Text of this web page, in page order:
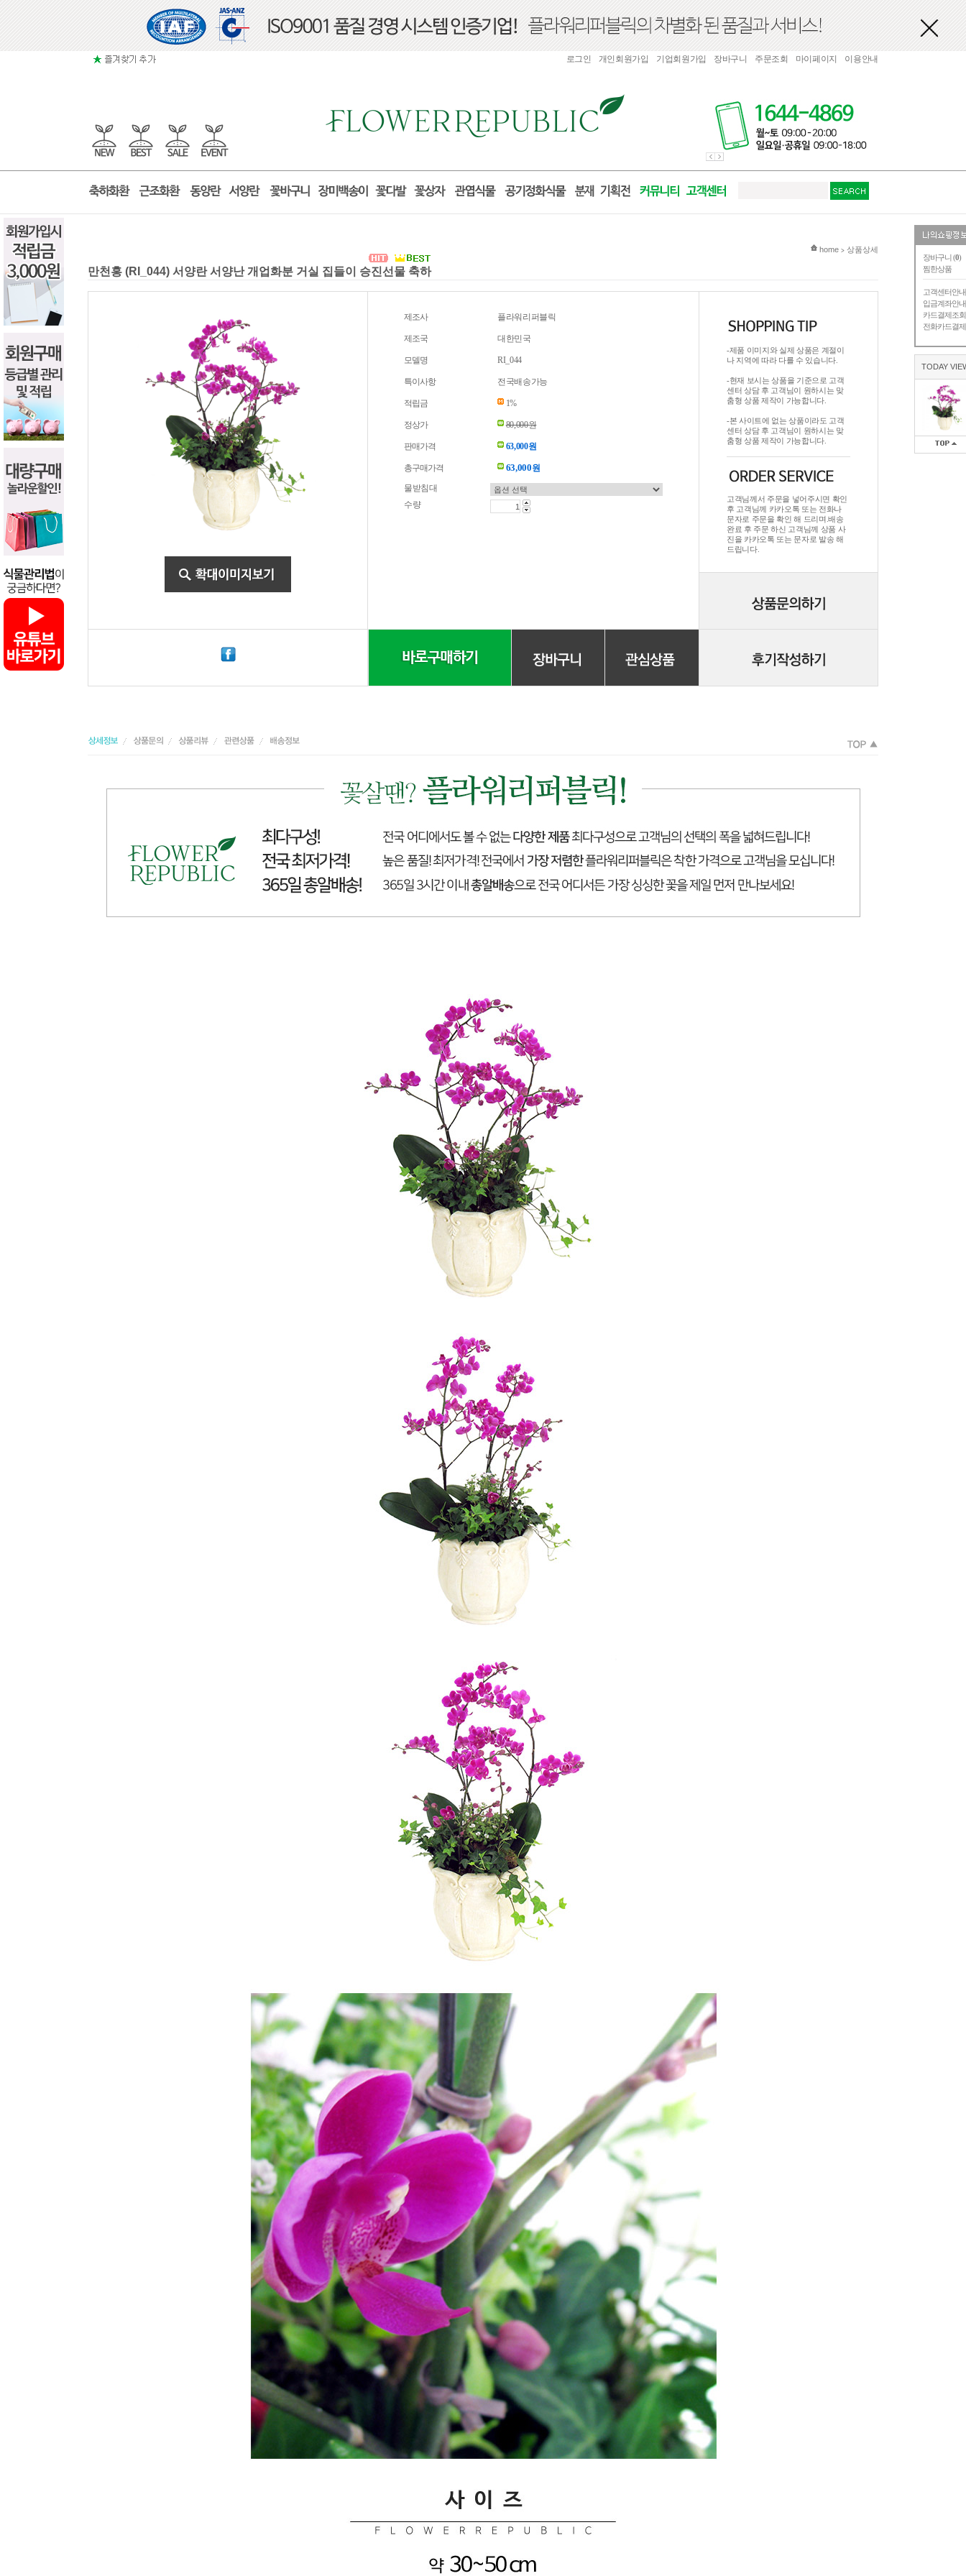
장바구니 (0)
찜한상품
고객센터안내
입금계좌안내
카드결제조회
전화카드결제
TODAY
로그인 개인회원가입 기업회원가입 장바구니 주문조회 마이페이지 이용안내
현재 위치
home > 상품상세
만천홍 (RI_044) 서양란 서양난 개업화분 거실 집들이 승진선물 축하
제조사 플라워리퍼블릭
제조국 대한민국
모델명 RI_044
특이사항 전국배송가능
적립금 1%
정상가 80,000원
판매가격 63,000원
총구매가격 63,000원
물받침대
수량
-제품 이미지와 실제 상품은 계절이
나 지역에 따라 다를 수 있습니다.
-현재 보시는 상품을 기준으로 고객
센터 상담 후 고객님이 원하시는 맞
춤형 상품 제작이 가능합니다.
-본 사이트에 없는 상품이라도 고객
센터 상담 후 고객님이 원하시는 맞
춤형 상품 제작이 가능합니다.
고객님께서 주문을 넣어주시면 확인
후 고객님께 카카오톡 또는 전화나
문자로 주문을 확인 해 드리며.배송
완료 후 주문 하신 고객님께 상품 사
진을 카카오톡 또는 문자로 발송 해
드립니다.